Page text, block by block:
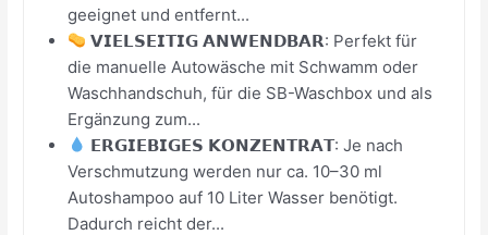
geeignet und entfernt...
𝗩𝗜𝗘𝗟𝗦𝗘𝗜𝗧𝗜𝗚 𝗔𝗡𝗪𝗘𝗡𝗗𝗕𝗔𝗥: Perfekt für
die manuelle Autowäsche mit Schwamm oder
Waschhandschuh, für die SB-Waschbox und als
Ergänzung zum...
𝗘𝗥𝗚𝗜𝗘𝗕𝗜𝗚𝗘𝗦 𝗞𝗢𝗡𝗭𝗘𝗡𝗧𝗥𝗔𝗧: Je nach
Verschmutzung werden nur ca. 10–30 ml
Autoshampoo auf 10 Liter Wasser benötigt.
Dadurch reicht der...